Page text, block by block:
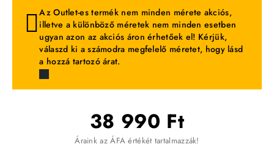
38 990 Ft
Áraink az ÁFA értékét tartalmazzák!
Az Outlet-es termék nem minden mérete akciós,
illetve a különböző méretek nem minden esetben
ugyan azon az akciós áron érhetőek el! Kérjük,
válaszd ki a számodra megfelelő méretet, hogy lásd
a hozzá tartozó árat.